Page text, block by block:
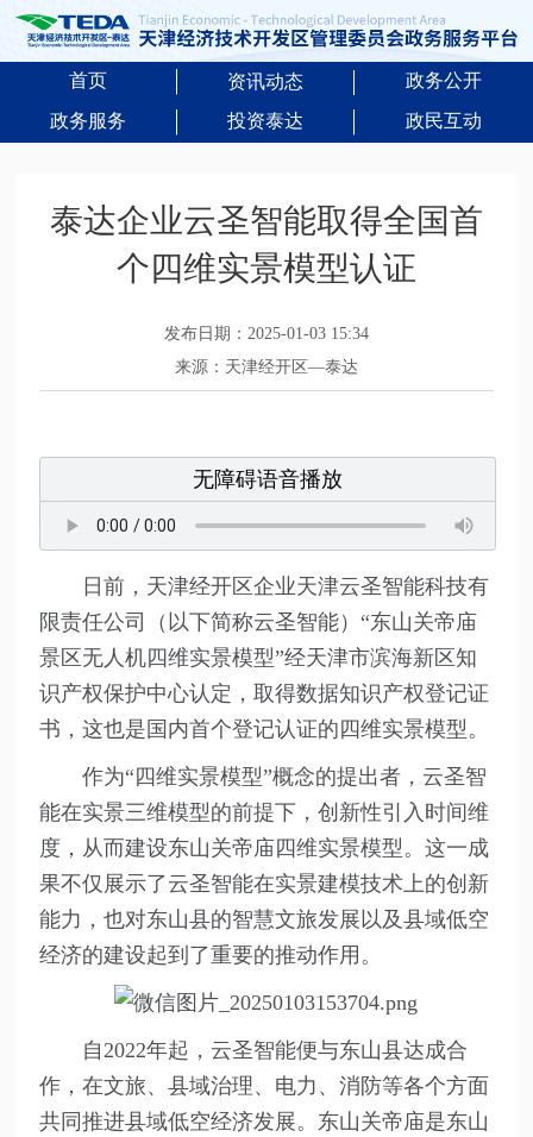
首页 资讯动态
政务公开
政务服务
投资泰达 政民互动
泰达企业云圣智能取得全国首
个四维实景模型认证
发布日期：2025-01-03 15:34
来源：天津经开区—泰达
无障碍语音播放
日前，天津经开区企业天津云圣智能科技有
限责任公司（以下简称云圣智能）“东山关帝庙
景区无人机四维实景模型”经天津市滨海新区知
识产权保护中心认定，取得数据知识产权登记证
书，这也是国内首个登记认证的四维实景模型。
作为“四维实景模型”概念的提出者，云圣智
能在实景三维模型的前提下，创新性引入时间维
度，从而建设东山关帝庙四维实景模型。这一成
果不仅展示了云圣智能在实景建模技术上的创新
能力，也对东山县的智慧文旅发展以及县域低空
经济的建设起到了重要的推动作用。
自2022年起，云圣智能便与东山县达成合
作，在文旅、县域治理、电力、消防等各个方面
共同推进县域低空经济发展。东山关帝庙是东山